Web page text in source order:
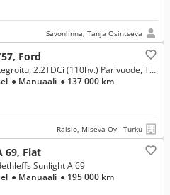
Savonlinna, Tanja Osintseva
Ford
2.2, Puoli-integroitu, 2.2TDCi (110hv.) Parivuode, Talli, Tuplailmastointi,
● Manuaali ● 137 000 km
Raisio, Miseva Oy - Turku
69, Fiat
Sunlight A 69
● Manuaali ● 195 000 km